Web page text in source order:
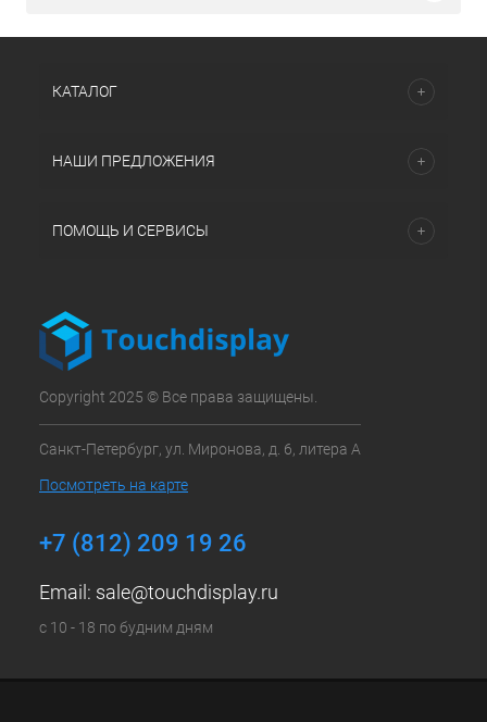
КАТАЛОГ
НАШИ ПРЕДЛОЖЕНИЯ
ПОМОЩЬ И СЕРВИСЫ
Copyright 2025 © Все права защищены.
Санкт-Петербург, ул. Миронова, д. 6, литера А
Посмотреть на карте
+7 (812) 209 19 26
Email: sale@touchdisplay.ru
с 10 - 18 по будним дням